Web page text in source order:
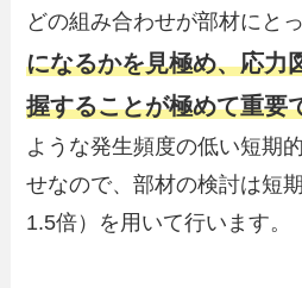
どの組み合わせが部材にと
になるかを見極め、応力
握することが極めて重要
ような発生頻度の低い短期
せなので、部材の検討は短
1.5倍）を用いて行います。